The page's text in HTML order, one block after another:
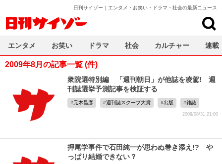
日刊サイゾー｜エンタメ・お笑い・ドラマ・社会の最新ニュース
2009年8月の記事一覧 (件)
衆院選特別編 「週刊朝日」が他誌を凌駕! 週
刊誌選挙予測記事を検証する
元木昌彦 週刊誌スクープ大賞 出版 雑誌
2009/08/31 21:00
押尾学事件で石田純一が思わぬ巻き添え!? や
っぱり結婚できない？
エンタメ お笑い ドラマ 社会 カルチャー 連載